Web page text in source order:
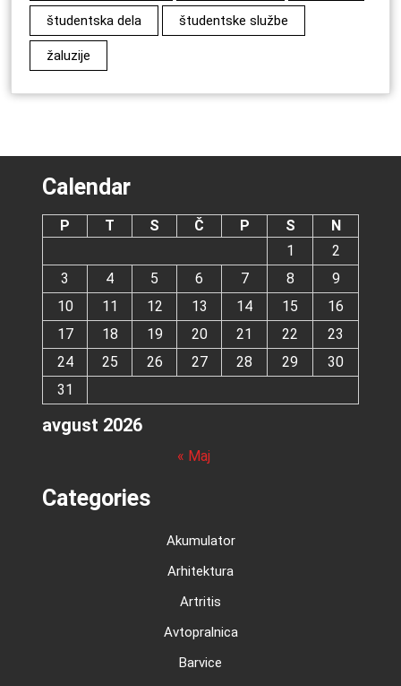
študentska dela študentske službe
žaluzije
Calendar
avgust 2026
P T S Č P S
N
1
2
3
4 5 6 7 8
9
10
11 12 13 14 15
16
17
18 19 20 21 22
23
24
25 26 27 28 29
30
31
« Maj
Categories
Akumulator
Arhitektura
Artritis
Avtopralnica
Barvice